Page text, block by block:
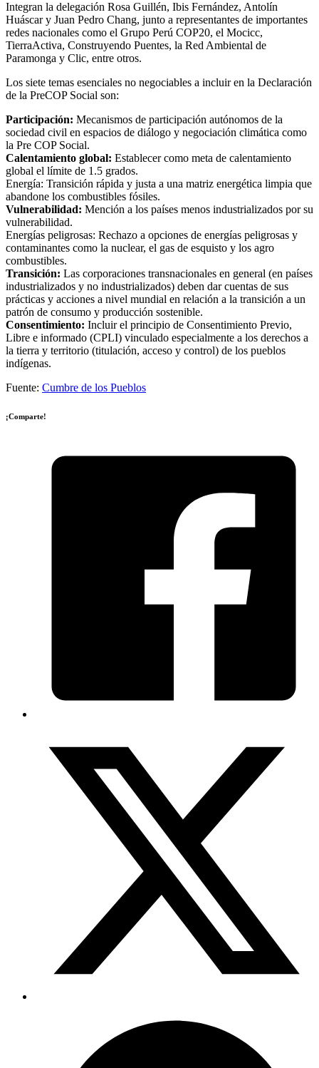
Integran la delegación Rosa Guillén, Ibis Fernández, Antolín
Huáscar y Juan Pedro Chang, junto a representantes de importantes
redes nacionales como el Grupo Perú COP20, el Mocicc,
TierraActiva, Construyendo Puentes, la Red Ambiental de
Paramonga y Clic, entre otros.
Los siete temas esenciales no negociables a incluir en la Declaración
de la PreCOP Social son:
Participación: Mecanismos de participación autónomos de la
sociedad civil en espacios de diálogo y negociación climática como
la Pre COP Social.
Calentamiento global: Establecer como meta de calentamiento
global el límite de 1.5 grados.
Energía: Transición rápida y justa a una matriz energética limpia que
abandone los combustibles fósiles.
Vulnerabilidad: Mención a los países menos industrializados por su
vulnerabilidad.
Energías peligrosas: Rechazo a opciones de energías peligrosas y
contaminantes como la nuclear, el gas de esquisto y los agro
combustibles.
Transición: Las corporaciones transnacionales en general (en países
industrializados y no industrializados) deben dar cuentas de sus
prácticas y acciones a nivel mundial en relación a la transición a un
patrón de consumo y producción sostenible.
Consentimiento: Incluir el principio de Consentimiento Previo,
Libre e informado (CPLI) vinculado especialmente a los derechos a
la tierra y territorio (titulación, acceso y control) de los pueblos
indígenas.
Fuente: Cumbre de los Pueblos
¡Comparte!